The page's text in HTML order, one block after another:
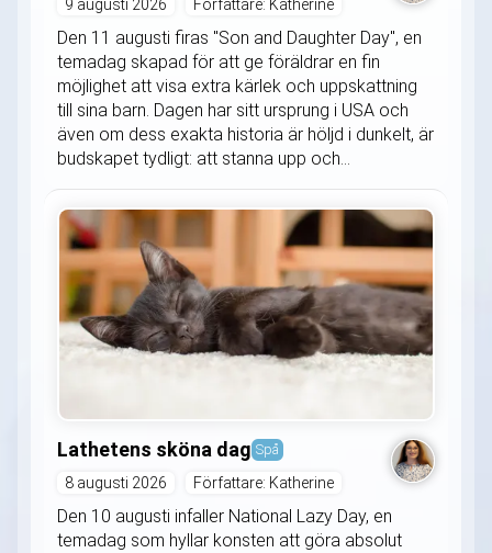
9 augusti 2026 Författare: Katherine
Den 11 augusti firas "Son and Daughter Day", en
temadag skapad för att ge föräldrar en fin
möjlighet att visa extra kärlek och uppskattning
till sina barn. Dagen har sitt ursprung i USA och
även om dess exakta historia är höljd i dunkelt, är
budskapet tydligt: att stanna upp och...
Lathetens sköna dag Spå
8 augusti 2026 Författare: Katherine
Den 10 augusti infaller National Lazy Day, en
temadag som hyllar konsten att göra absolut